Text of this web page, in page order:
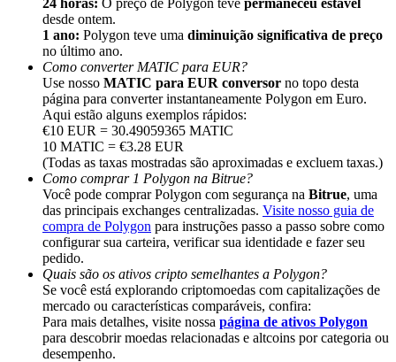
Convide um amigo para receber recompensas em dinheiro
BTC Welcome Rewards
BTC Welcome Rewards
Deposit & Trade BTC to Share 25000 USDT prize pool!
desde ontem.
1 ano: Polygon teve uma diminuição significativa de preço
no último ano.
Como converter MATIC para EUR?
Use nosso MATIC para EUR conversor no topo desta
página para converter instantaneamente Polygon em Euro.
Aqui estão alguns exemplos rápidos:
€10 EUR = 30.49059365 MATIC
10 MATIC = €3.28 EUR
(Todas as taxas mostradas são aproximadas e excluem taxas.)
Como comprar 1 Polygon na Bitrue?
Você pode comprar Polygon com segurança na Bitrue, uma
das principais exchanges centralizadas. Visite nosso guia de
compra de Polygon para instruções passo a passo sobre como
configurar sua carteira, verificar sua identidade e fazer seu
pedido.
Quais são os ativos cripto semelhantes a Polygon?
Se você está explorando criptomoedas com capitalizações de
mercado ou características comparáveis, confira:
Para mais detalhes, visite nossa página de ativos Polygon
para descobrir moedas relacionadas e altcoins por categoria ou
desempenho.